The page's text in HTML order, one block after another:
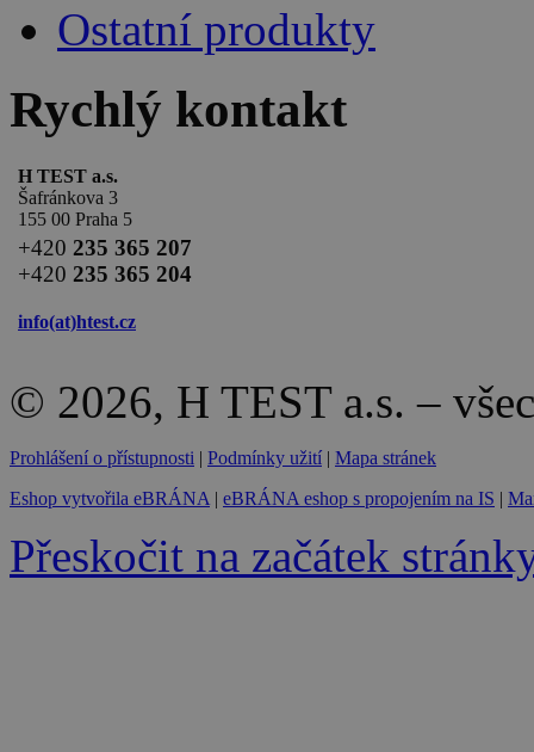
Ostatní produkty
Rychlý kontakt
H TEST a.s.
Šafránkova 3
155 00 Praha 5
+420 235 365 207
+420 235 365 204
info(at)htest.cz
© 2026, H TEST a.s. –
Prohlášení o přístupnosti | Podmínky užití | Mapa stránek
Eshop vytvořila eBRÁNA | eBRÁNA eshop s propojením na IS |
Přeskočit na začátek